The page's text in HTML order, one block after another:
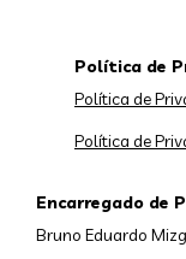
Política de
Política de
Política de
Encarregado de
Bruno Eduardo